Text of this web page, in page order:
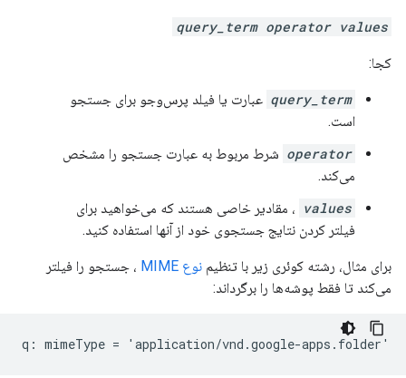
query_term operator values
کجا:
query_term عبارت یا فیلد پرس‌وجو برای جستجو
است.
operator شرط مربوط به عبارت جستجو را مشخص
می‌کند.
values ، مقادیر خاصی هستند که می‌خواهید برای
فیلتر کردن نتایج جستجوی خود از آنها استفاده کنید.
برای مثال، رشته کوئری زیر با تنظیم نوع MIME
، جستجو را فیلتر
می‌کند تا فقط پوشه‌ها را برگرداند: